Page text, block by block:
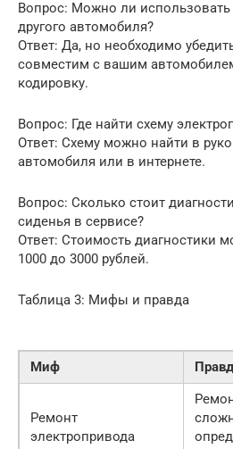
Вопрос: Можно ли использовать
другого автомобиля?
Ответ: Да, но необходимо
совместим с вашим
кодировку.
Вопрос: Где найти схему
Ответ: Схему можно найти в
автомобиля или в интернете.
Вопрос: Сколько стоит
сиденья в сервисе?
Ответ: Стоимость диагностики
1000 до 3000 рублей.
Таблица 3: Мифы и правда
Миф
Ремонт
электропривода